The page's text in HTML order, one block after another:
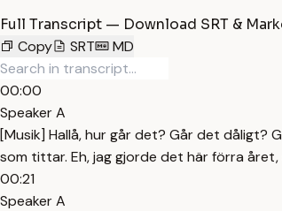
Full Transcript — Download SRT &
Copy
SRT MD
00:00
Speaker A
[Musik] Hallå, hur går det? Går det dåligt?
som tittar. Eh, jag gjorde det här förra året,
00:21
Speaker A